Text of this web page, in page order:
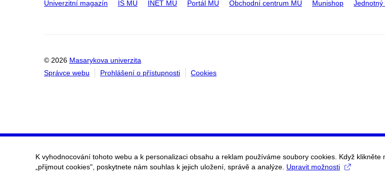
Univerzitní magazín IS MU INET MU Portál MU Obchodní centrum MU Munishop Jednotný
© 2026 Masarykova univerzita
Správce webu
Prohlášení o přístupnosti Cookies
K vyhodnocování tohoto webu a k personalizaci obsahu a reklam používáme soubory cookies. Když klikněte
„přijmout cookies", poskytnete nám souhlas k jejich uložení, správě a analýze. Upravit možnosti